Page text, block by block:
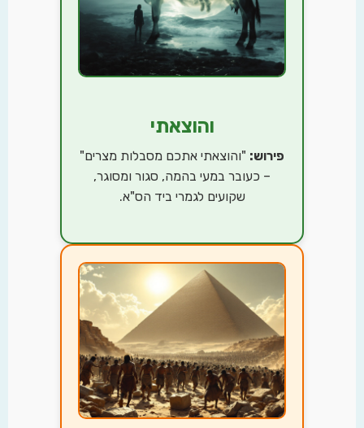
והוצאתי
פירוש:"והוצאתי אתכם מסבלות מצרים"
– כעובר במעי בהמה, סגור ומסוגר,
שקועים לגמרי ביד הס"א.